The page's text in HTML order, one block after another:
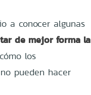
a conocer algunas
de mejor forma la
los
pueden hacer